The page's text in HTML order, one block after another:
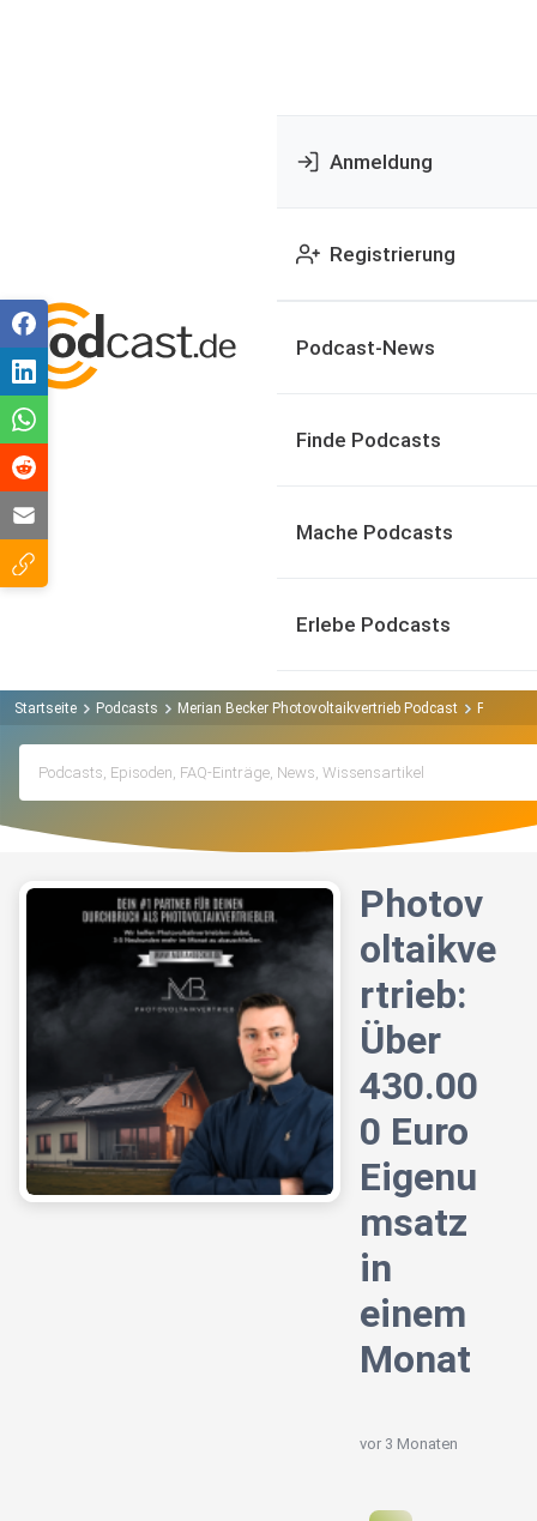
Anmeldung
Registrierung
Podcast-News
Finde Podcasts
Mache Podcasts
Erlebe Podcasts
Startseite Podcasts Merian Becker Photovoltaikvertrieb Podcast
Photov
oltaikve
rtrieb:
Über
430.00
0 Euro
Eigenu
msatz
in
einem
Monat
vor 3 Monaten